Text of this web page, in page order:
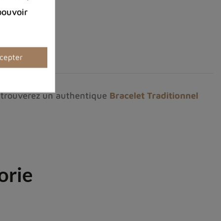
un authentique Bracelet Traditionnel